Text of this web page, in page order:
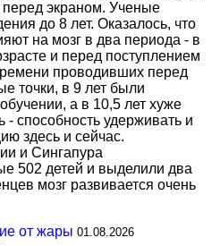
экраном. Ученые
до 8 лет. Оказалось, что
на мозг в два периода - в
и перед поступлением
проводивших перед
точки, в 9 лет были
а в 10,5 лет хуже
- способность удерживать и
здесь и сейчас.
и Сингапура
502 детей и выделили два
мозг развивается очень
от жары 01.08.2026